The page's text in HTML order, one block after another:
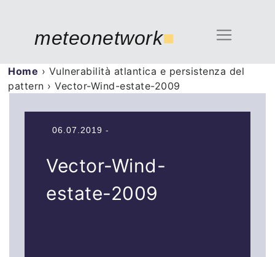
meteonetwork■
Home › Vulnerabilità atlantica e persistenza del
pattern ›Vector-Wind-estate-2009
06.07.2019 -
Vector-Wind-
estate-2009